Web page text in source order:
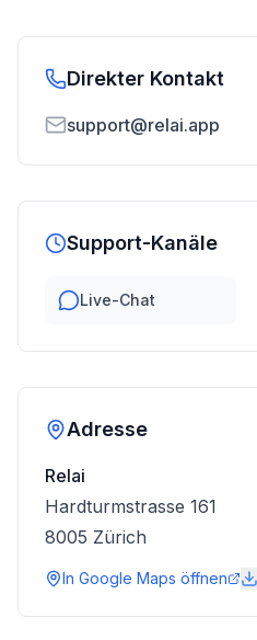
Direkter Kontakt
support@relai.app
Support-Kanäle
Live-Chat
Adresse
Relai
Hardturmstrasse 161
8005 Zürich
In Google Maps öffnen